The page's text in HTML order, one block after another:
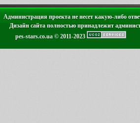
Администрация проекта не несет какую-либо
Дизайн сайта полностью принадлежит
pes-stars.co.ua © 2011-2023